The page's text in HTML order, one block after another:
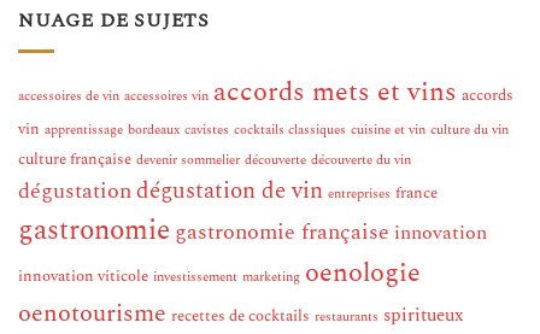
NUAGE DE SUJETS
accessoires de vin accessoires vin accords mets et vins accords
vin apprentissage bordeaux cavistes cocktails classiques cuisine et vin culture du vin
culture française devenir sommelier découverte découverte du vin
dégustationdégustation de vin entreprises france
gastronomie gastronomie française innovation
innovation viticole investissement marketing oenologie
oenotourisme recettes de cocktails restaurants spiritueux